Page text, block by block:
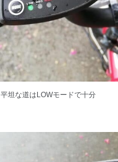
平坦な道はLOWモードで十分